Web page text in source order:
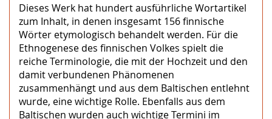
Dieses Werk hat hundert ausführliche Wortartikel
zum Inhalt, in denen insgesamt 156 finnische
Wörter etymologisch behandelt werden. Für die
Ethnogenese des finnischen Volkes spielt die
reiche Terminologie, die mit der Hochzeit und den
damit verbundenen Phänomenen
zusammenhängt und aus dem Baltischen entlehnt
wurde, eine wichtige Rolle. Ebenfalls aus dem
Baltischen wurden auch wichtige Termini im